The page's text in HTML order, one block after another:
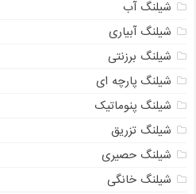
شیلنگ آب
شیلنگ آبیاری
شیلنگ برزنتی
شیلنگ پارچه ای
شیلنگ پنوماتیک
شیلنگ تزریق
شیلنگ حصیری
شیلنگ خانگی